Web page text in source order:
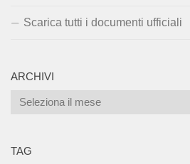
Scarica tutti i documenti ufficiali
ARCHIVI
Archivi
TAG